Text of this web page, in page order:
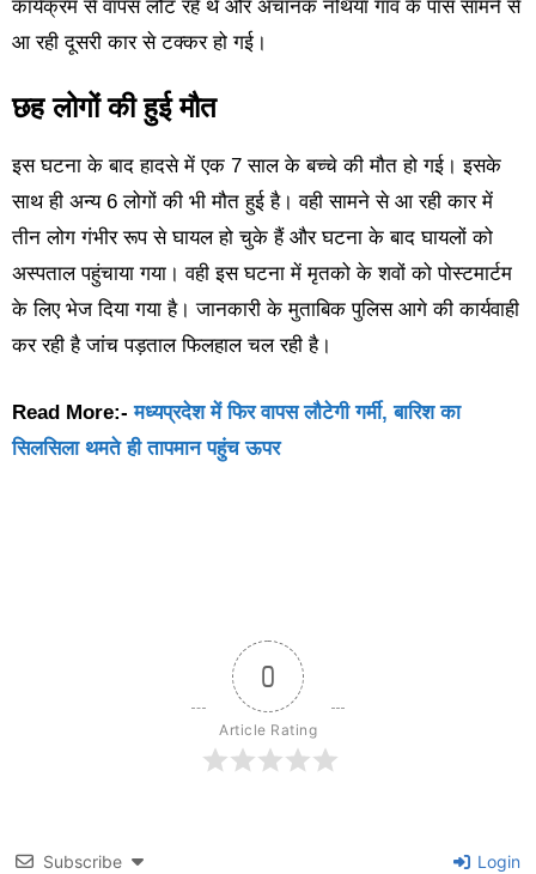
कार्यक्रम से वापस लौट रहे थे और अचानक नथिया गांव के पास सामने से
आ रही दूसरी कार से टक्कर हो गई।
छह लोगों की हुई मौत
इस घटना के बाद हादसे में एक 7 साल के बच्चे की मौत हो गई। इसके
साथ ही अन्य 6 लोगों की भी मौत हुई है। वही सामने से आ रही कार में
तीन लोग गंभीर रूप से घायल हो चुके हैं और घटना के बाद घायलों को
अस्पताल पहुंचाया गया। वही इस घटना में मृतको के शवों को पोस्टमार्टम
के लिए भेज दिया गया है। जानकारी के मुताबिक पुलिस आगे की कार्यवाही
कर रही है जांच पड़ताल फिलहाल चल रही है।
Read More:-मध्यप्रदेश में फिर वापस लौटेगी गर्मी, बारिश का
सिलसिला थमते ही तापमान पहुंच ऊपर
0
Article Rating
Subscribe Login